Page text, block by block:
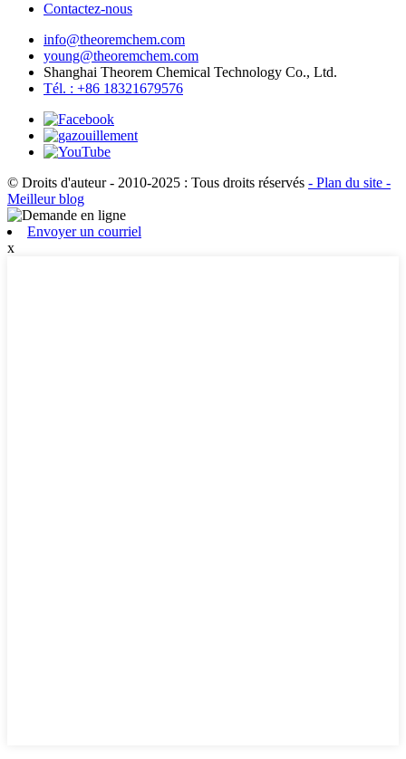
Contactez-nous
info@theoremchem.com
young@theoremchem.com
Shanghai Theorem Chemical Technology Co., Ltd.
Tél. : +86 18321679576
© Droits d'auteur - 2010-2025 : Tous droits réservés - Plan du site -
Meilleur blog
Envoyer un courriel
x